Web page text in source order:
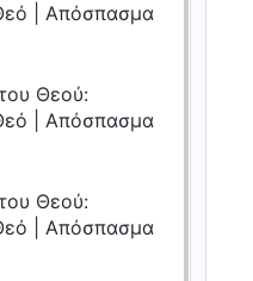
| Απόσπασμα
Θεού:
| Απόσπασμα
Θεού:
| Απόσπασμα